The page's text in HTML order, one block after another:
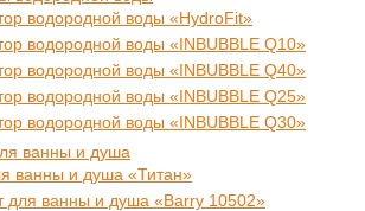
водородной воды «HydroFit»
водородной воды «INBUBBLE Q10»
водородной воды «INBUBBLE Q40»
водородной воды «INBUBBLE Q25»
водородной воды «INBUBBLE Q30»
ванны и душа
ванны и душа «Титан»
для ванны и душа «Barry 10502»